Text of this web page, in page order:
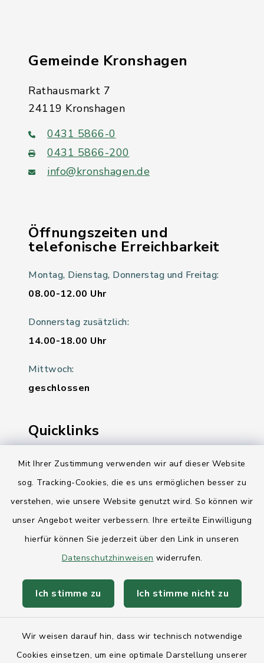
Mit Ihrer Zustimmung verwenden wir auf dieser Website
sog. Tracking-Cookies, die es uns ermöglichen besser zu
verstehen, wie unsere Website genutzt wird. So können wir
unser Angebot weiter verbessern. Ihre erteilte Einwilligung
hierfür können Sie jederzeit über den Link in unseren
Datenschutzhinweisen widerrufen.
Ich stimme zu Ich stimme nicht zu
Wir weisen darauf hin, dass wir technisch notwendige
Cookies einsetzen, um eine optimale Darstellung unserer
Gemeinde Kronshagen
Rathausmarkt 7
24119 Kronshagen
0431 5866-0
0431 5866-200
info@kronshagen.de
Öffnungszeiten und
telefonische Erreichbarkeit
Montag, Dienstag, Donnerstag und Freitag:
08.00-12.00 Uhr
Donnerstag zusätzlich:
14.00-18.00 Uhr
Mittwoch:
geschlossen
Quicklinks
Ihre Behördennummer 115
Landesregierung Schleswig-Holstein
AktivRegion Mittelholstein
Anfahrt